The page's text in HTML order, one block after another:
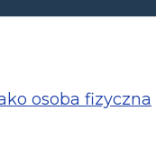
osoba fizyczna